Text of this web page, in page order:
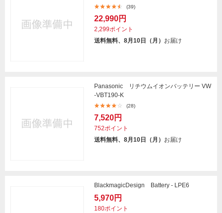
(39)
22,990円
2,299ポイント
送料無料、8月10日（月） お届け
Panasonic リチウムイオンバッテリー VW
-VBT190-K
(28)
7,520円
752ポイント
送料無料、8月10日（月） お届け
BlackmagicDesign Battery - LPE6
5,970円
180ポイント